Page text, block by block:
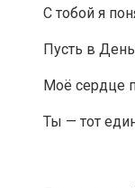
С тобой я
Пусть в
Моё сердце
Ты — тот